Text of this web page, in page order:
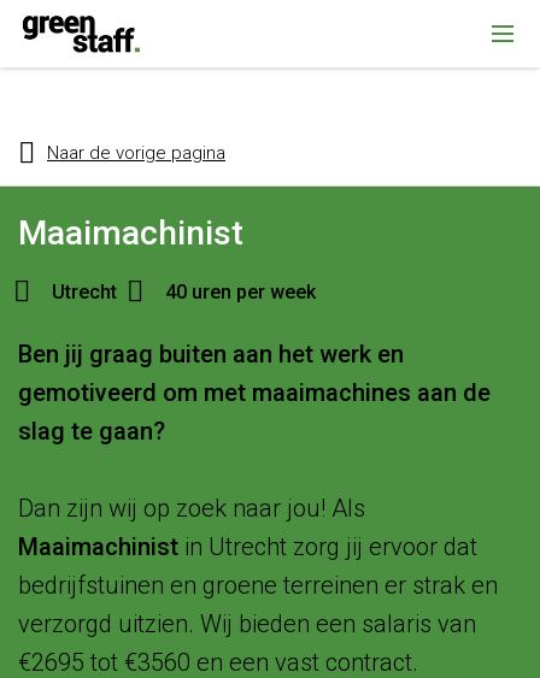
{ "@context": "https://schema.org", "@type": "Organization", "name":
""Greenstaff, "url": "https://www.greenstaff.nl", "logo": "" }
Naar de vorige pagina
Maaimachinist
Utrecht 40 uren per week
Ben jij graag buiten aan het werk en
gemotiveerd om met maaimachines aan de
slag te gaan?
Dan zijn wij op zoek naar jou! Als
Maaimachinist in Utrecht zorg jij ervoor dat
bedrijfstuinen en groene terreinen er strak en
verzorgd uitzien. Wij bieden een salaris van
€2695 tot €3560 en een vast contract.